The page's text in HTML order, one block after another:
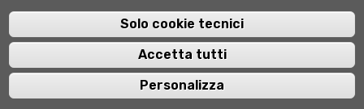
Centralino 035 2052111
Solo cookie tecnici
Accetta tutti
Personalizza